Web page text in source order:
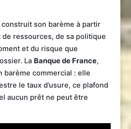
son barème à partir
ressources, de sa politique
et du risque que
La Banque de France,
barème commercial : elle
le taux d’usure, ce plafond
aucun prêt ne peut être